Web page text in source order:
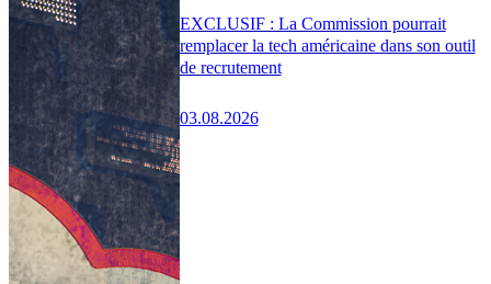
EXCLUSIF : La Commission pourrait
remplacer la tech américaine dans son outil
de recrutement
03.08.2026